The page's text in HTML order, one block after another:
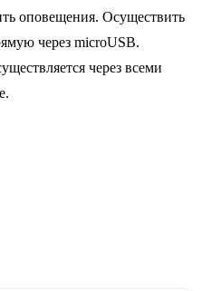
оповещения. Осуществить
через microUSB.
через всеми